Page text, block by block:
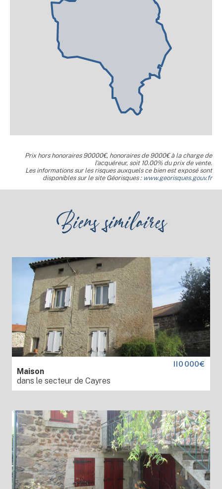
Prix hors honoraires 90000€, honoraires de 9000€ à la charge de
l'acquéreur, soit 10.00% du prix de vente.
Les informations sur les risques auxquels ce bien est exposé sont
disponibles sur le site Géorisques : www.georisques.gouv.fr
Biens similaires
Maison
dans le secteur de Cayres
110 000€